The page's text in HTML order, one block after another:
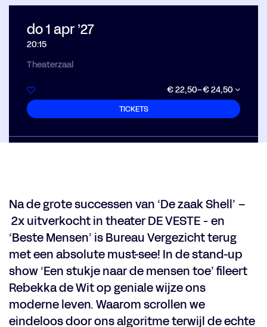
do 1 apr ’27
20:15
Theaterzaal
€ 22,50–€ 24,50
TICKETS
Na de grote successen van ‘De zaak Shell’ –
2x uitverkocht in theater DE VESTE - en
‘Beste Mensen’ is Bureau Vergezicht terug
met een absolute must-see! In de stand-up
show ‘Een stukje naar de mensen toe’ fileert
Rebekka de Wit op geniale wijze ons
moderne leven. Waarom scrollen we
eindeloos door ons algoritme terwijl de echte